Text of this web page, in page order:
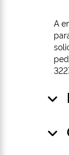
A